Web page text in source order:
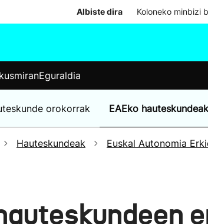
Albiste dira Koloneko minbizi
Eguraldia
orokorrak EAEko hauteskundeak
Hauteskundeak Euskal Autonomia